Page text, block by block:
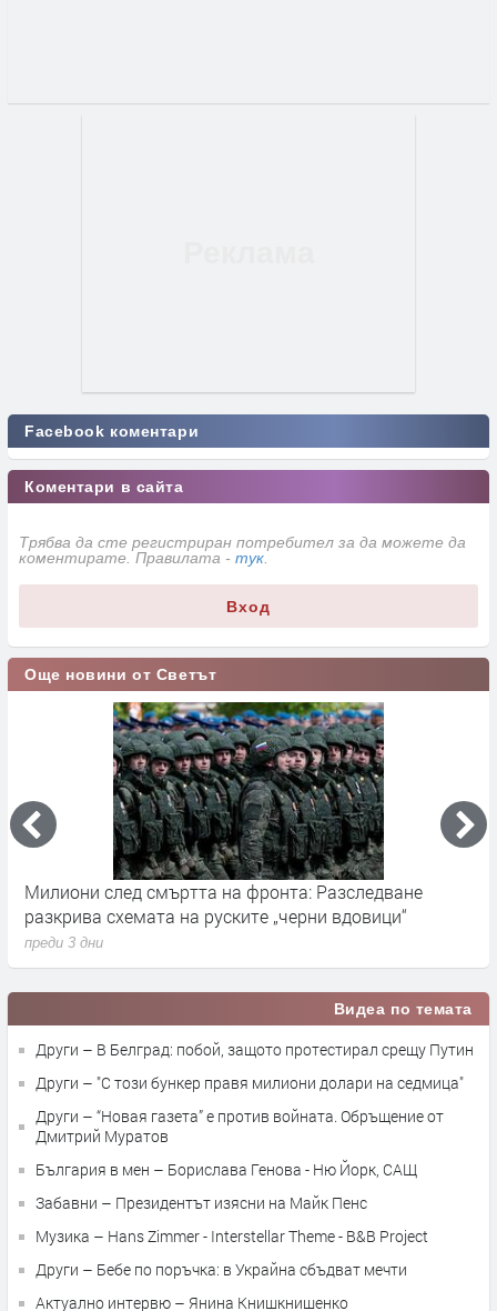
Facebook коментари
Коментари в сайта
Трябва да сте регистриран потребител за да можете да
коментирате. Правилата - тук
Вход
Още новини от Светът
Милиони след смъртта на фронта: Разследване
разкрива схемата на руските „черни вдовици“
преди 3 дни
Видеа по темата
Други – В Белград: побой, защото протестирал срещу Путин
Други – "С този бункер правя милиони долари на седмица"
Други – “Новая газета” е против войната. Обръщение от
Дмитрий Муратов
България в мен – Борислава Генова - Ню Йорк, САЩ
Забавни – Президентът изясни на Майк Пенс
Музика – Hans Zimmer - Interstellar Theme - B&B Project
Други – Бебе по поръчка: в Украйна сбъдват мечти
Актуално интервю – Янина Книшкнишенко